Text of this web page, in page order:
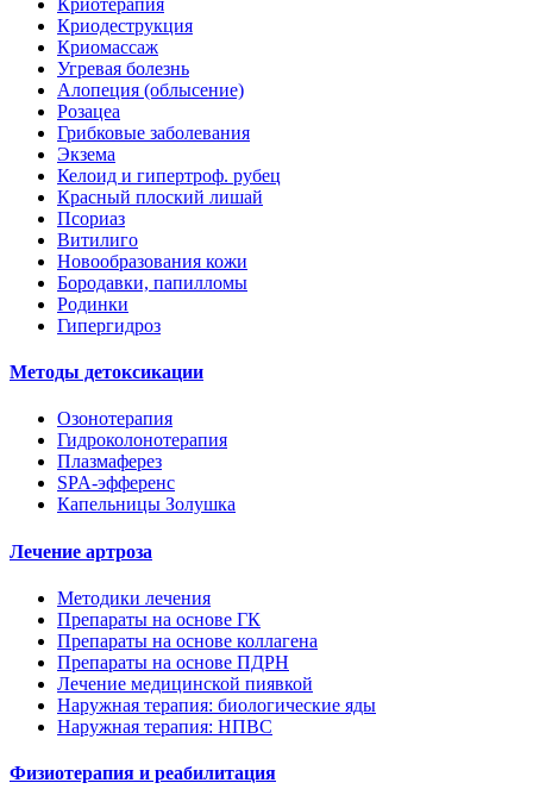
Криодеструкция
Криомассаж
Угревая болезнь
Алопеция (облысение)
Розацеа
Грибковые заболевания
Экзема
Келоид и гипертроф. рубец
Красный плоский лишай
Псориаз
Витилиго
Новообразования кожи
Бородавки, папилломы
Родинки
Гипергидроз
Методы детоксикации
Озонотерапия
Гидроколонотерапия
Плазмаферез
SPA-эфференс
Капельницы Золушка
Лечение артроза
Методики лечения
Препараты на основе ГК
Препараты на основе коллагена
Препараты на основе ПДРН
Лечение медицинской пиявкой
Наружная терапия: биологические яды
Наружная терапия: НПВС
Физиотерапия и реабилитация